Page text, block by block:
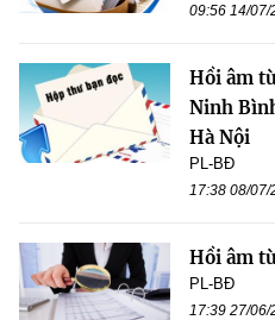
09:56 14/07/
Hồi âm
Ninh
Hà Nội
PL-BĐ
17:38 08/07/
Hồi âm
PL-BĐ
17:39 27/06/